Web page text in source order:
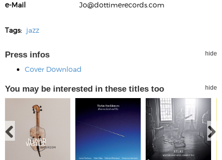
e-Mail
Jo@dottimerecords.com
Tags: jazz
Press infos hide
Cover Download
You may be interested in these titles too hide